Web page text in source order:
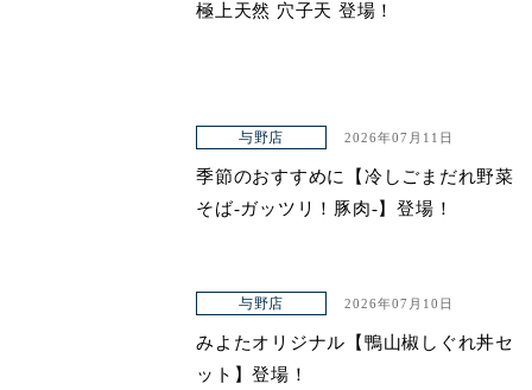
極上天然 穴子天 登場！
与野店 2026年07月11日
季節のおすすめに【冷しごまだれ野菜
そば-ガッツリ！豚肉-】登場！
与野店 2026年07月10日
みよたオリジナル【鴨山椒しぐれ丼セ
ット】登場！